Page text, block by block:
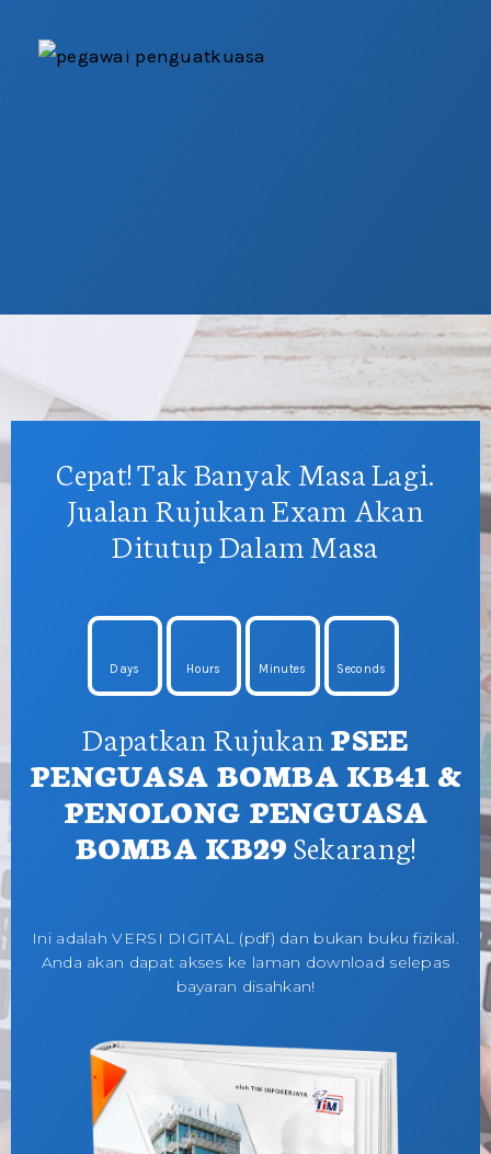
Cepat! Tak Banyak Masa Lagi.
Jualan Rujukan Exam Akan
Ditutup Dalam Masa
Days Hours Minutes Seconds
Dapatkan Rujukan PSEE
PENGUASA BOMBA KB41 &
PENOLONG PENGUASA
BOMBA KB29Sekarang!
Ini adalah VERSI DIGITAL (pdf) dan bukan buku fizikal.
Anda akan dapat akses ke laman download selepas
bayaran disahkan!